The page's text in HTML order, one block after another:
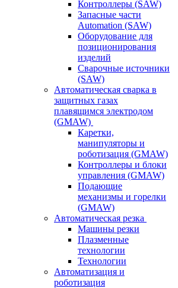
Контроллеры (SAW)
Запасные части
Automation (SAW)
Оборудование для
позиционирования
изделий
Сварочные источники
(SAW)
Автоматическая сварка в
защитных газах
плавящимся электродом
(GMAW)
Каретки,
манипуляторы и
роботизация (GMAW)
Контроллеры и блоки
управления (GMAW)
Подающие
механизмы и горелки
(GMAW)
Автоматическая резка
Машины резки
Плазменные
технологии
Технологии
Автоматизация и
роботизация